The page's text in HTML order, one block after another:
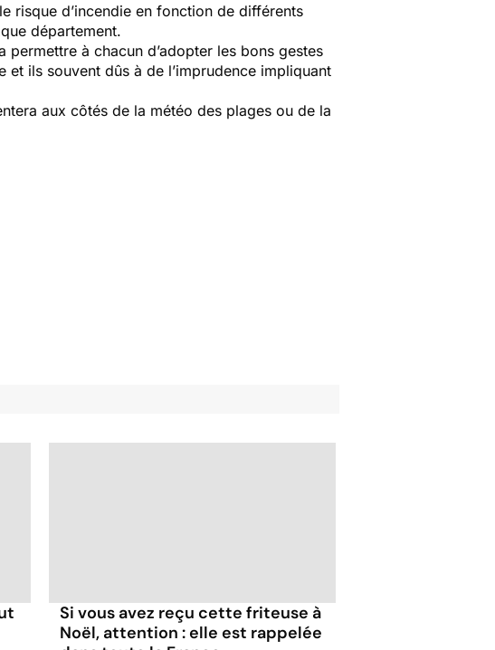
risque d’incendie en fonction de différents
département.
à chacun d’adopter les bons gestes
ils souvent dûs à de l’imprudence impliquant
aux côtés de la météo des plages ou de la
Si vous avez reçu cette friteuse à
Noël, attention : elle est rappelée